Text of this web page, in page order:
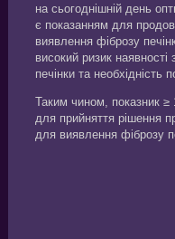
на сьогоднішній день
є показанням для
виявлення фіброзу
високий ризик наявності
печінки та необхідність
Таким чином, показник ≥
для прийняття рішення
для виявлення фіброзу